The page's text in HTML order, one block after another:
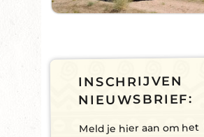
INSCHRIJVEN
NIEUWSBRIEF:
Meld je hier aan om het